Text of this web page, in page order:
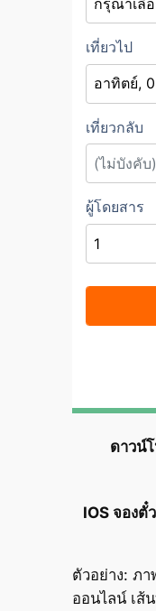
ดาวน์
IOS จองตั๋
ตัวอย่าง: ภ
ออนไลน์ เส้